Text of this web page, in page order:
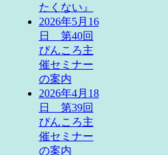
たくない』
2026年5月16
日 第40回
ぴんころ主
催セミナー
の案内
2026年4月18
日 第39回
ぴんころ主
催セミナー
の案内